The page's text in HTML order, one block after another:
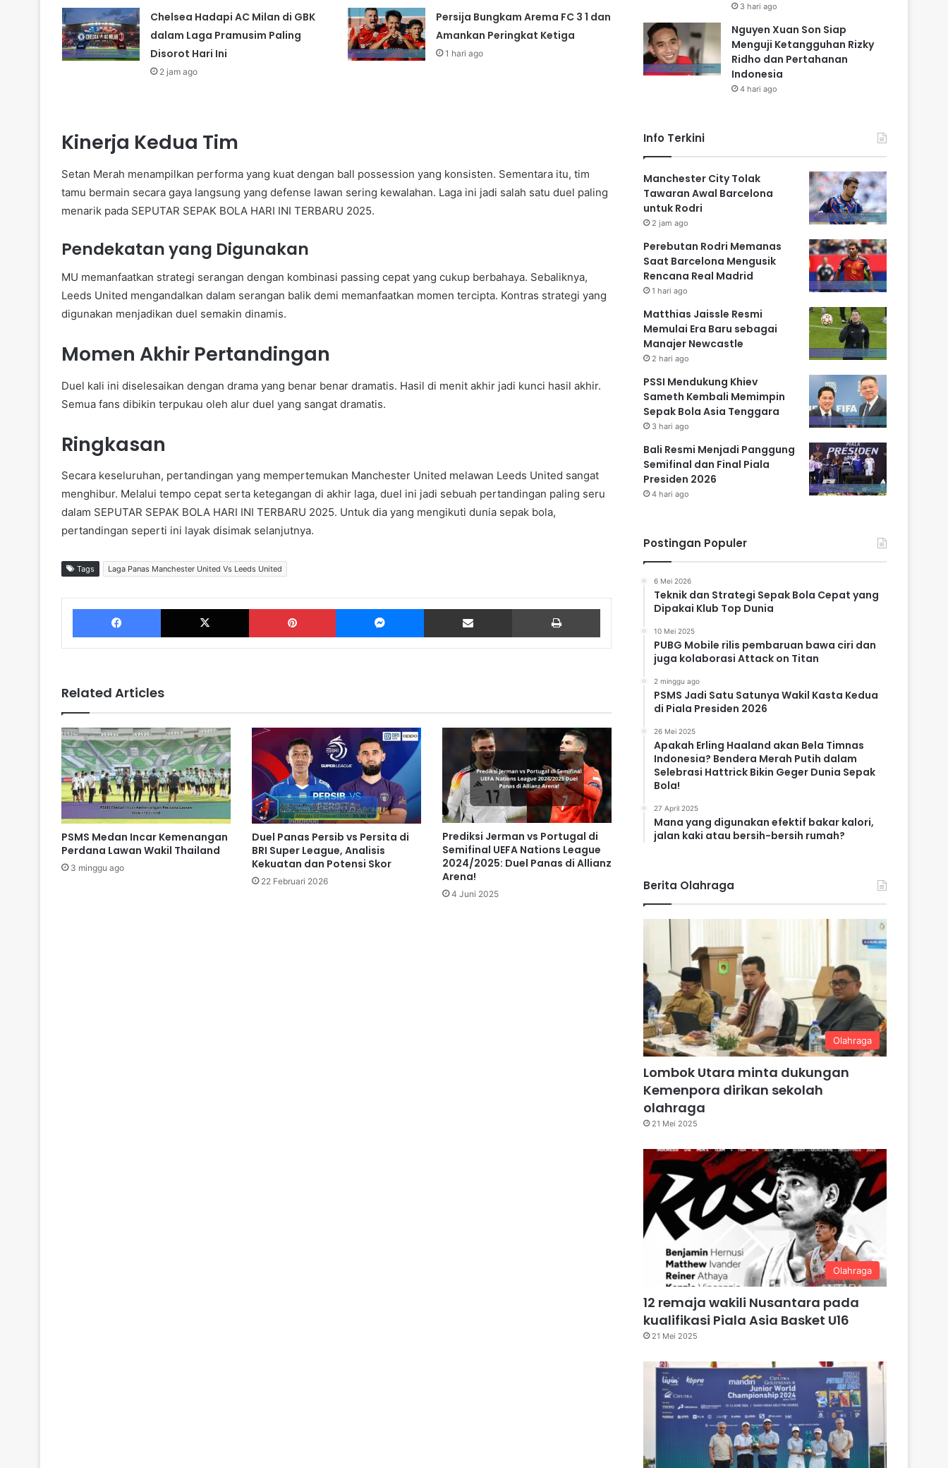
Chelsea Hadapi AC Milan di GBK
dalam Laga Pramusim Paling
Disorot Hari Ini
2 jam ago
Persija Bungkam Arema FC 3 1 dan
Amankan Peringkat Ketiga
1 hari ago
Kinerja Kedua Tim
Setan Merah menampilkan performa yang kuat dengan ball possession yang konsisten. Sementara itu, tim
tamu bermain secara gaya langsung yang defense lawan sering kewalahan. Laga ini jadi salah satu duel paling
menarik pada SEPUTAR SEPAK BOLA HARI INI TERBARU 2025.
Pendekatan yang Digunakan
MU memanfaatkan strategi serangan dengan kombinasi passing cepat yang cukup berbahaya. Sebaliknya,
Leeds United mengandalkan dalam serangan balik demi memanfaatkan momen tercipta. Kontras strategi yang
digunakan menjadikan duel semakin dinamis.
Momen Akhir Pertandingan
Duel kali ini diselesaikan dengan drama yang benar benar dramatis. Hasil di menit akhir jadi kunci hasil akhir.
Semua fans dibikin terpukau oleh alur duel yang sangat dramatis.
Ringkasan
Secara keseluruhan, pertandingan yang mempertemukan Manchester United melawan Leeds United sangat
menghibur. Melalui tempo cepat serta ketegangan di akhir laga, duel ini jadi sebuah pertandingan paling seru
dalam SEPUTAR SEPAK BOLA HARI INI TERBARU 2025. Untuk dia yang mengikuti dunia sepak bola,
pertandingan seperti ini layak disimak selanjutnya.
Tags Laga Panas Manchester United Vs Leeds United
Facebook X Pinterest Messenger Share via Email
Related Articles
PSMS Medan Incar Kemenangan
Perdana Lawan Wakil Thailand
3 minggu ago
Duel Panas Persib vs Persita di
BRI Super League, Analisis
Kekuatan dan Potensi Skor
22 Februari 2026
Prediksi Jerman vs Portugal di
Semifinal UEFA Nations League
2024/2025: Duel Panas di Allianz
Arena!
4 Juni 2025
3 hari ago
Nguyen Xuan Son Siap
Menguji Ketangguhan Rizky
Ridho dan Pertahanan
Indonesia
4 hari ago
Info Terkini
Manchester City Tolak
Tawaran Awal Barcelona
untuk Rodri
2 jam ago
Perebutan Rodri Memanas
Saat Barcelona Mengusik
Rencana Real Madrid
1 hari ago
Matthias Jaissle Resmi
Memulai Era Baru sebagai
Manajer Newcastle
2 hari ago
PSSI Mendukung Khiev
Sameth Kembali Memimpin
Sepak Bola Asia Tenggara
3 hari ago
Bali Resmi Menjadi Panggung
Semifinal dan Final Piala
Presiden 2026
4 hari ago
Postingan Populer
6 Mei 2026
Teknik dan Strategi Sepak Bola Cepat yang
Dipakai Klub Top Dunia
10 Mei 2025
PUBG Mobile rilis pembaruan bawa ciri dan
juga kolaborasi Attack on Titan
2 minggu ago
PSMS Jadi Satu Satunya Wakil Kasta Kedua
di Piala Presiden 2026
26 Mei 2025
Apakah Erling Haaland akan Bela Timnas
Indonesia? Bendera Merah Putih dalam
Selebrasi Hattrick Bikin Geger Dunia Sepak
Bola!
27 April 2025
Mana yang digunakan efektif bakar kalori,
jalan kaki atau bersih-bersih rumah?
Berita Olahraga
Olahraga
Lombok Utara minta dukungan
Kemenpora dirikan sekolah
olahraga
21 Mei 2025
Olahraga
12 remaja wakili Nusantara pada
kualifikasi Piala Asia Basket U16
21 Mei 2025